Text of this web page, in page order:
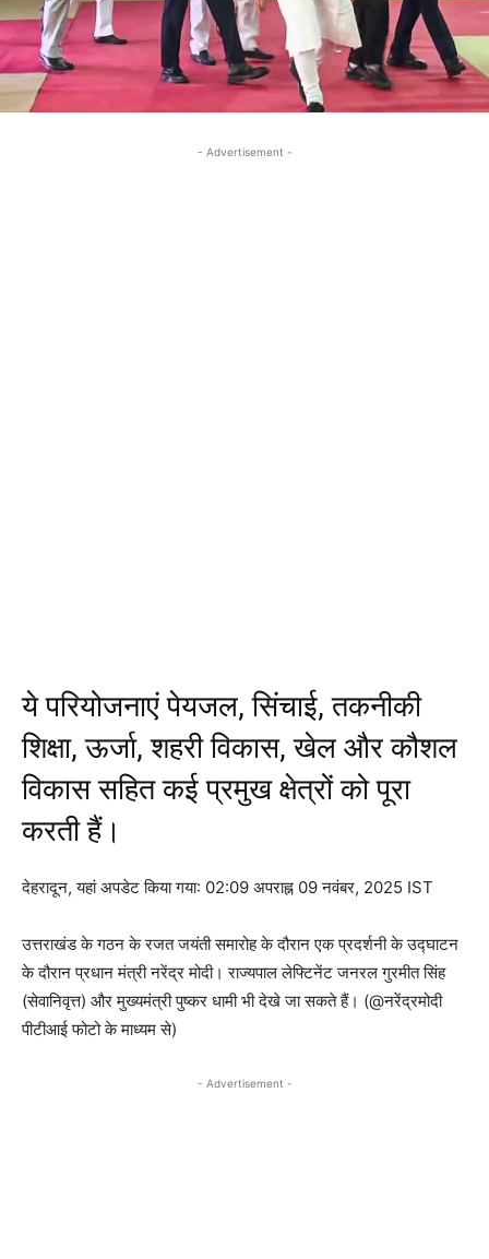
- Advertisement -
ये परियोजनाएं पेयजल, सिंचाई, तकनीकी
शिक्षा, ऊर्जा, शहरी विकास, खेल और कौशल
विकास सहित कई प्रमुख क्षेत्रों को पूरा
करती हैं।
देहरादून, यहां अपडेट किया गया: 02:09 अपराह्न 09 नवंबर, 2025 IST
उत्तराखंड के गठन के रजत जयंती समारोह के दौरान एक प्रदर्शनी के उद्घाटन
के दौरान प्रधान मंत्री नरेंद्र मोदी। राज्यपाल लेफ्टिनेंट जनरल गुरमीत सिंह
(सेवानिवृत्त) और मुख्यमंत्री पुष्कर धामी भी देखे जा सकते हैं। (@नरेंद्रमोदी
पीटीआई फोटो के माध्यम से)
- Advertisement -